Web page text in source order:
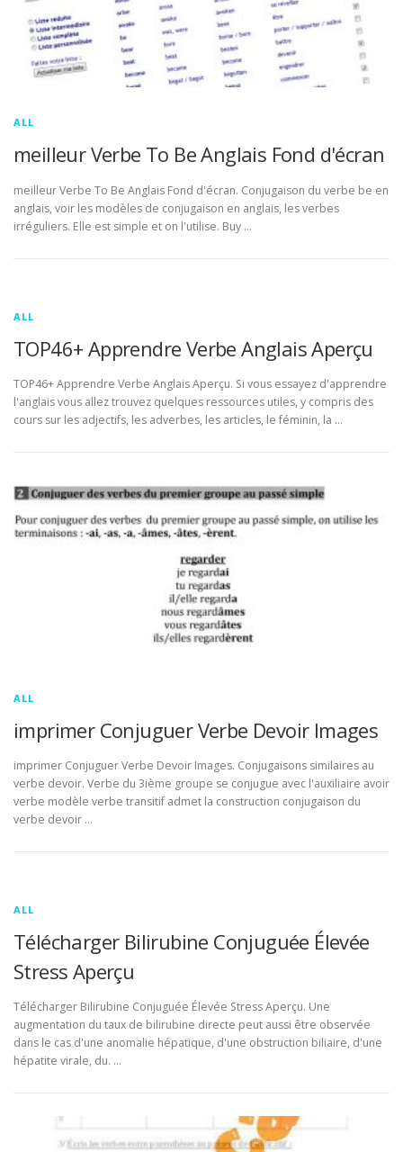
ALL
meilleur Verbe To Be Anglais Fond d'écran
meilleur Verbe To Be Anglais Fond d'écran. Conjugaison du verbe be en
anglais, voir les modèles de conjugaison en anglais, les verbes
irréguliers. Elle est simple et on l'utilise. Buy …
ALL
TOP46+ Apprendre Verbe Anglais Aperçu
TOP46+ Apprendre Verbe Anglais Aperçu. Si vous essayez d'apprendre
l'anglais vous allez trouvez quelques ressources utiles, y compris des
cours sur les adjectifs, les adverbes, les articles, le féminin, la …
ALL
imprimer Conjuguer Verbe Devoir Images
imprimer Conjuguer Verbe Devoir Images. Conjugaisons similaires au
verbe devoir. Verbe du 3ième groupe se conjugue avec l'auxiliaire avoir
verbe modèle verbe transitif admet la construction conjugaison du
verbe devoir …
ALL
Télécharger Bilirubine Conjuguée Élevée
Stress Aperçu
Télécharger Bilirubine Conjuguée Élevée Stress Aperçu. Une
augmentation du taux de bilirubine directe peut aussi être observée
dans le cas d'une anomalie hépatique, d'une obstruction biliaire, d'une
hépatite virale, du. …